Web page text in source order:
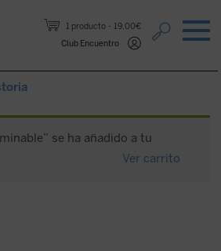
1 producto
19,00€
Club Encuentro
se ha añadido a tu
Ver carrito